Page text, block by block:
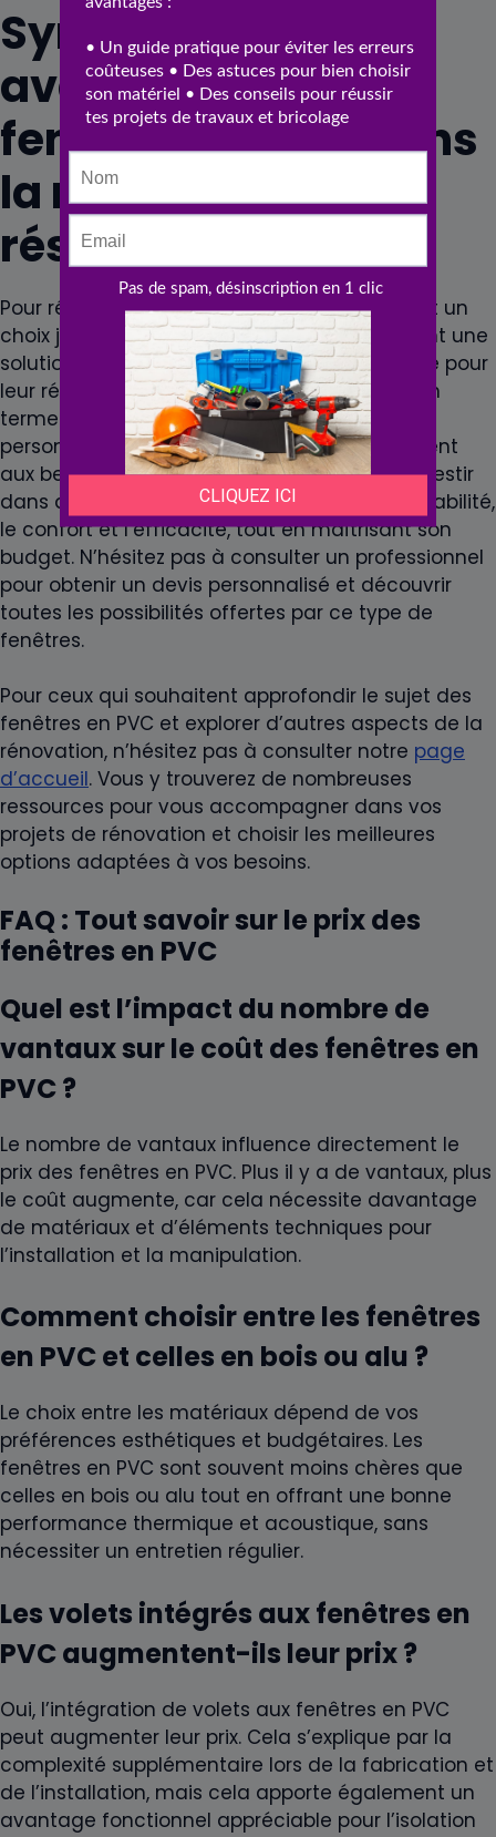
Synthèse des
avantages des
fenêtres en PVC dans
la rénovation
résidentielle
Pour résumer, les fenêtres en PVC constituent un
choix judicieux pour tous ceux qui recherchent une
solution à la fois économique et performante pour
leur rénovation. Avec une variété d’options en
termes d’
isolation, de sécurité et de
personnalisation, elles s’adaptent parfaitement
aux besoins spécifiques de chaque foyer. Investir
dans des fenêtres en PVC, c’est choisir la durabilité,
le confort et l’efficacité, tout en maîtrisant son
budget. N’hésitez pas à consulter un professionnel
pour obtenir un devis personnalisé et découvrir
toutes les possibilités offertes par ce type de
fenêtres.
Pour ceux qui souhaitent approfondir le sujet des
fenêtres en PVC et explorer d’autres aspects de la
rénovation, n’hésitez pas à consulter notre page
d’accueil. Vous y trouverez de nombreuses
ressources pour vous accompagner dans vos
projets de rénovation et choisir les meilleures
options adaptées à vos besoins.
FAQ : Tout savoir sur le prix des
fenêtres en PVC
Quel est l’impact du nombre de
vantaux sur le coût des fenêtres en
PVC ?
Le nombre de vantaux influence directement le
prix des fenêtres en PVC. Plus il y a de vantaux, plus
le coût augmente, car cela nécessite davantage
de matériaux et d’éléments techniques pour
l’installation et la manipulation.
Comment choisir entre les fenêtres
en PVC et celles en bois ou alu ?
Le choix entre les matériaux dépend de vos
préférences esthétiques et budgétaires. Les
fenêtres en PVC sont souvent moins chères que
celles en bois ou alu tout en offrant une bonne
performance thermique et acoustique, sans
nécessiter un entretien régulier.
Les volets intégrés aux fenêtres en
PVC augmentent-ils leur prix ?
Oui, l’intégration de volets aux fenêtres en PVC
peut augmenter leur prix. Cela s’explique par la
complexité supplémentaire lors de la fabrication et
de l’installation, mais cela apporte également un
avantage fonctionnel appréciable pour l’isolation